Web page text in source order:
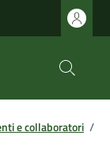
e collaboratori /